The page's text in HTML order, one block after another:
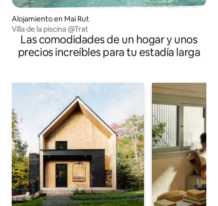
Alojamiento en Mai Rut
Villa de la piscina @Trat
Las comodidades de un hogar y unos
precios increíbles para tu estadía larga